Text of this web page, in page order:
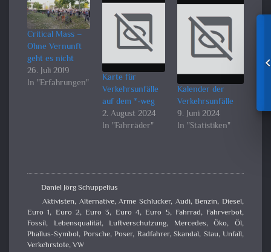
Critical Mass –
Ohne Vernunft
geht es nicht
26. Juli 2019
In "Erfahrungen"
Karte für
Verkehrsunfälle
auf dem *-weg
2. August 2024
In "Fahrräder"
Kalender der
Verkehrsunfälle
9. Juni 2024
In "Statistiken"
Daniel Jörg Schuppelius
Aktivisten, Alternative,Arme Schlucker, Audi,Benzin,Diesel,
Euro 1, Euro 2,Euro 3, Euro 4,Euro 5, Fahrrad,Fahrverbot,
Fossil, Lebensqualität,Luftverschutzung, Mercedes,Öko,Öl,
Phallus-Symbol, Porsche, Poser, Radfahrer, Skandal, Stau, Unfall,
Verkehrstote,VW